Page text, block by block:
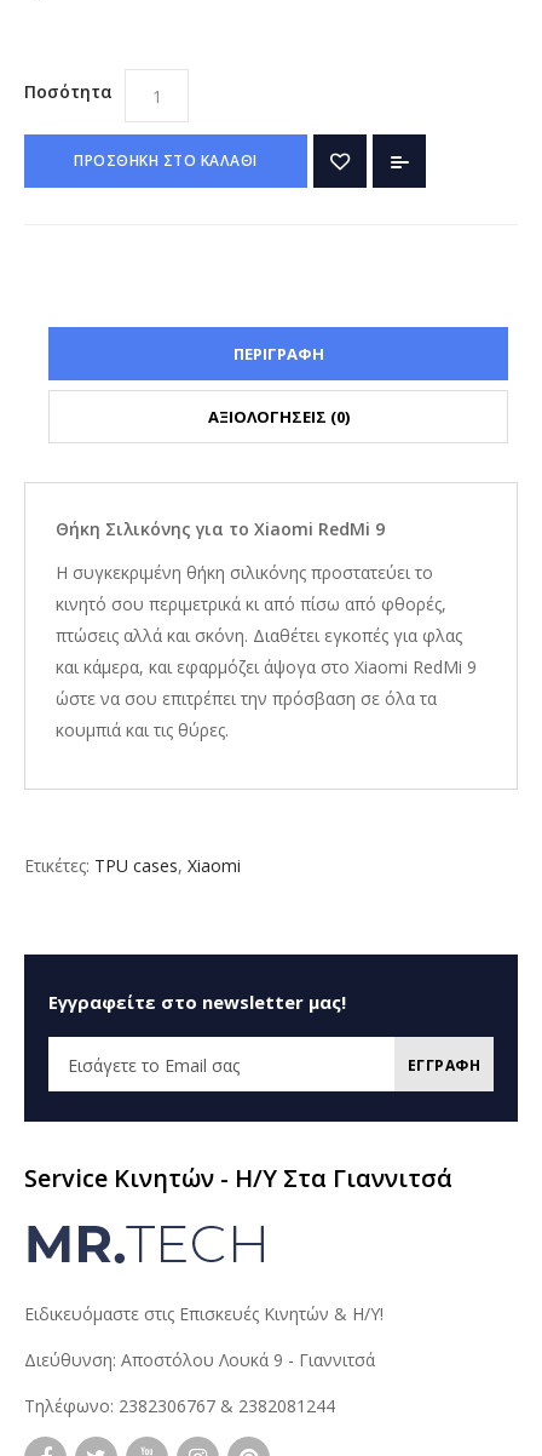
Ποσότητα
ΠΡΟΣΘΗΚΗ ΣΤΟ ΚΑΛΑΘΙ
ΠΕΡΙΓΡΑΦΗ
ΑΞΙΟΛΟΓΗΣΕΙΣ (0)
Θήκη Σιλικόνης για το Xiaomi RedMi 9
Η συγκεκριμένη θήκη σιλικόνης προστατεύει το
κινητό σου περιμετρικά κι από πίσω από φθορές,
πτώσεις αλλά και σκόνη. Διαθέτει εγκοπές για φλας
και κάμερα, και εφαρμόζει άψογα στο Xiaomi RedMi 9
ώστε να σου επιτρέπει την πρόσβαση σε όλα τα
κουμπιά και τις θύρες.
Ετικέτες: TPU cases, Xiaomi
Εγγραφείτε στο newsletter μας!
ΕΓΓΡΑΦΗ
Service Κινητών - H/Y Στα Γιαννιτσά
Ειδικευόμαστε στις Επισκευές Κινητών & Η/Υ!
Διεύθυνση: Αποστόλου Λουκά 9 - Γιαννιτσά
Τηλέφωνο: 2382306767 & 2382081244